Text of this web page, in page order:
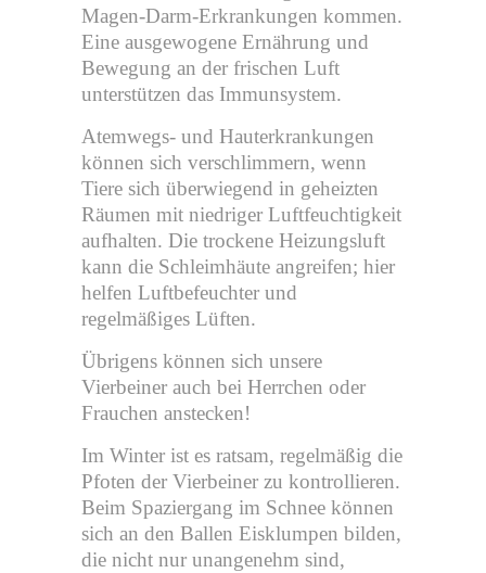
Magen-Darm-Erkrankungen kommen.
Eine ausgewogene Ernährung und
Bewegung an der frischen Luft
unterstützen das Immunsystem.
Atemwegs- und Hauterkrankungen
können sich verschlimmern, wenn
Tiere sich überwiegend in geheizten
Räumen mit niedriger Luftfeuchtigkeit
aufhalten. Die trockene Heizungsluft
kann die Schleimhäute angreifen; hier
helfen Luftbefeuchter und
regelmäßiges Lüften.
Übrigens können sich unsere
Vierbeiner auch bei Herrchen oder
Frauchen anstecken!
Im Winter ist es ratsam, regelmäßig die
Pfoten der Vierbeiner zu kontrollieren.
Beim Spaziergang im Schnee können
sich an den Ballen Eisklumpen bilden,
die nicht nur unangenehm sind,